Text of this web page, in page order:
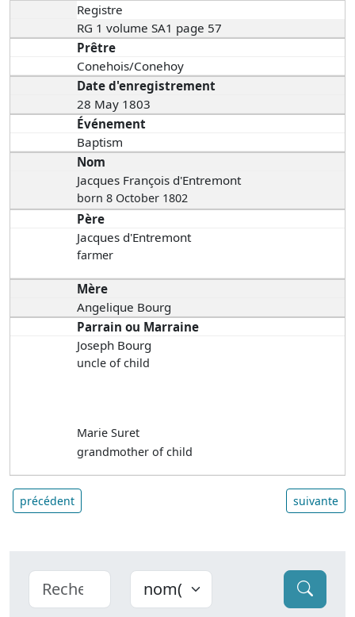
Registre
RG 1 volume SA1 page 57
Prêtre
Conehois/Conehoy
Date d'enregistrement
28 May 1803
Événement
Baptism
Nom
Jacques François d'Entremont
born 8 October 1802
Père
Jacques d'Entremont
farmer
Mère
Angelique Bourg
Parrain ou Marraine
Joseph Bourg
uncle of child
Marie Suret
grandmother of child
précédent suivante